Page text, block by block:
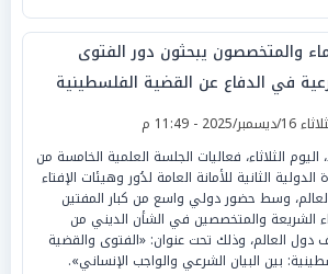
والمتخصصون يبحثون دور الفتوى
في الدفاع عن القضية الفلسطينية
ديسمبر/2025 - 11:49 م
الثلاثاء، فعاليات الجلسة العلمية الخامسة من
الدولية الثانية للأمانة العامة لدُور وهيئات الإفتاء
وسط حضور دولي واسع من كبار المفتين
الشريعة والمتخصصين في الشأن الديني من
دول العالم، وذلك تحت عنوان: «الفتوى والقضية
بين البيان الشرعي والواجب الإنساني».